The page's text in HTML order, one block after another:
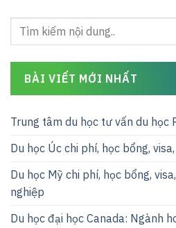
BÀI VIẾT MỚI NHẤT
Trung tâm du học tư vấn du học
Du học Úc chi phí, học bổng,
Du học Mỹ chi phí, học bổng,
nghiệp
Du học đại học Canada: Ngành